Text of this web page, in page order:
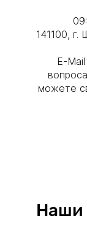
141100,
E-
можете
Наши